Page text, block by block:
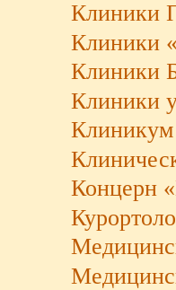
Клиники
Клиники
Клиники
Клиники
Концерн